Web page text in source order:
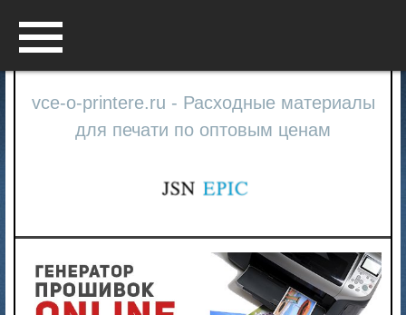
vce-o-printere.ru - Расходные материалы
для печати по оптовым ценам